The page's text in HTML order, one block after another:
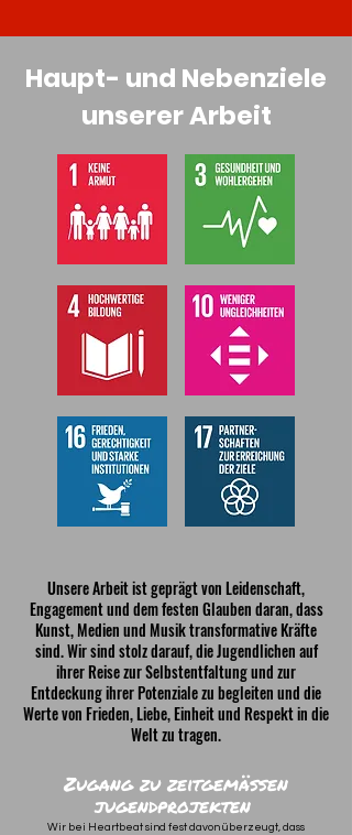
Haupt- und Nebenziele
unserer Arbeit
Unsere Arbeit ist geprägt von Leidenschaft,
Engagement und dem festen Glauben daran, dass
Kunst, Medien und Musik transformative Kräfte
sind. Wir sind stolz darauf, die Jugendlichen auf
ihrer Reise zur Selbstentfaltung und zur
Entdeckung ihrer Potenziale zu begleiten und die
Werte von Frieden, Liebe, Einheit und Respekt in die
Welt zu tragen.
Zugang zu zeitgemäßen
jugendprojekten
Wir bei Heartbeat sind fest davon überzeugt, dass